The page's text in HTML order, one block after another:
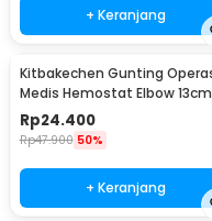
+ Keranjang
Kitbakechen Gunting
Medis Hemostat Elbow
J4-682
Rp24.400
Rp47.900 50%
+ Keranjang